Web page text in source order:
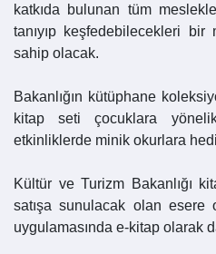
katkıda bulunan tüm
tanıyıp keşfedebilecekleri
sahip olacak.
Bakanlığın kütüphane
kitap seti çocuklara
etkinliklerde minik okurlara
Kültür ve Turizm Bakanlığı
satışa sunulacak olan esere
uygulamasında e-kitap olarak